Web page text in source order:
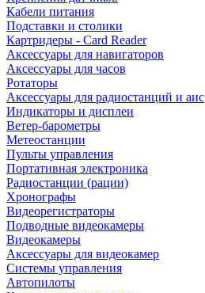
Кабели питания
Подставки и столики
Картридеры - Card Reader
Аксессуары для навигаторов
Аксессуары для часов
Ротаторы
Аксессуары для радиостанций и аис
Индикаторы и дисплеи
Ветер-барометры
Метеостанции
Пульты управления
Портативная электроника
Радиостанции (рации)
Хронографы
Видеорегистраторы
Подводные видеокамеры
Видеокамеры
Аксессуары для видеокамер
Системы управления
Автопилоты